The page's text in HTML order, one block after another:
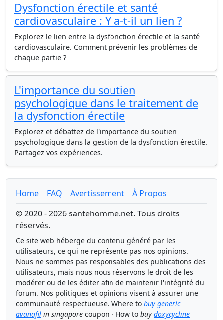
Dysfonction érectile et santé
cardiovasculaire : Y a-t-il un lien ?
Explorez le lien entre la dysfonction érectile et la santé
cardiovasculaire. Comment prévenir les problèmes de
chaque partie ?
L'importance du soutien
psychologique dans le traitement de
la dysfonction érectile
Explorez et débattez de l'importance du soutien
psychologique dans la gestion de la dysfonction érectile.
Partagez vos expériences.
Home FAQ Avertissement
À Propos
© 2020 - 2026 santehomme.net. Tous droits
réservés.
Ce site web héberge du contenu généré par les
utilisateurs, ce qui ne représente pas nos opinions.
Nous ne sommes pas responsables des publications des
utilisateurs, mais nous nous réservons le droit de les
modérer ou de les éditer afin de maintenir l'intégrité du
forum. Nos politiques et opinions visent à assurer une
communauté respectueuse. Where to buy generic
avanafil in singapore coupon · How to buy doxycycline